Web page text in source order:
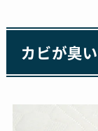
カビが臭